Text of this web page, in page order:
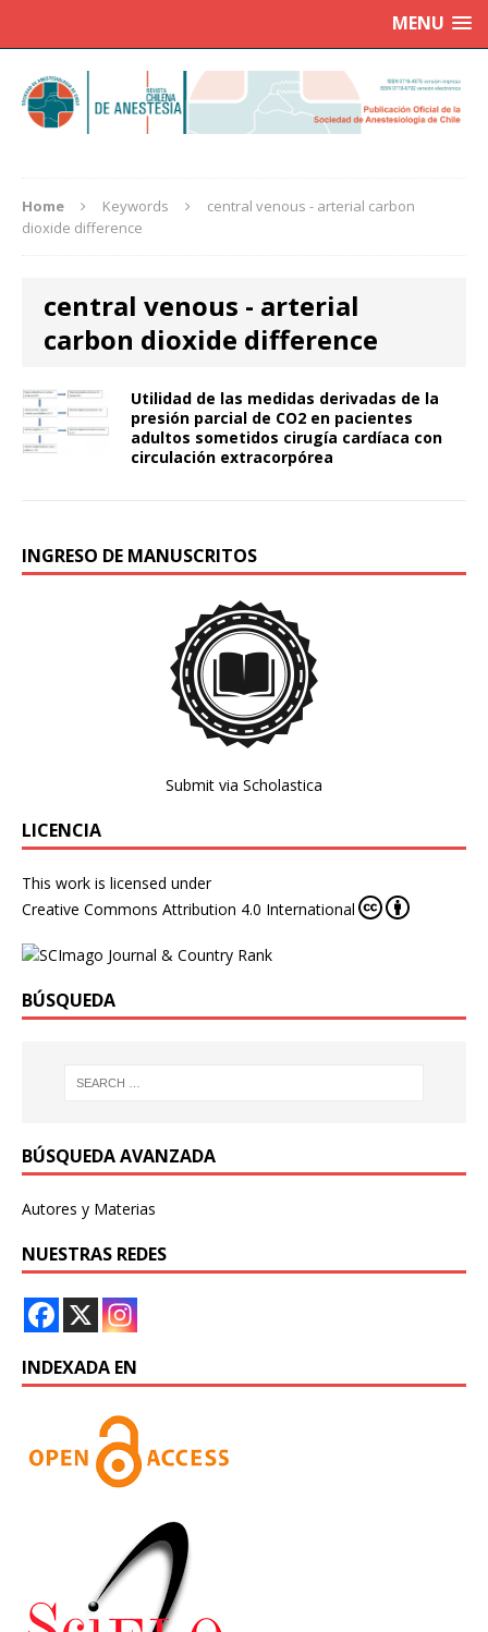
MENU
Home Keywords
central venous - arterial carbon
dioxide difference
central venous - arterial
carbon dioxide difference
Utilidad de las medidas derivadas de la
presión parcial de CO2 en pacientes
adultos sometidos cirugía cardíaca con
circulación extracorpórea
INGRESO DE MANUSCRITOS
Submit via Scholastica
LICENCIA
This work is licensed under
Creative Commons Attribution 4.0 International
BÚSQUEDA
BÚSQUEDA AVANZADA
Autores y Materias
NUESTRAS REDES
INDEXADA EN